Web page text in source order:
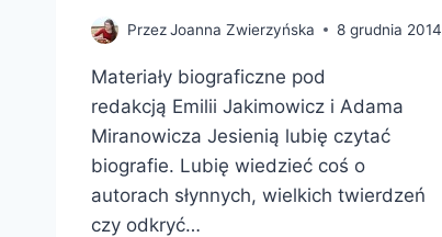
PrzezJoanna Zwierzyńska 8 grudnia 2014
Materiały biograficzne pod
redakcją Emilii Jakimowicz i Adama
Miranowicza Jesienią lubię czytać
biografie. Lubię wiedzieć coś o
autorach słynnych, wielkich twierdzeń
czy odkryć…